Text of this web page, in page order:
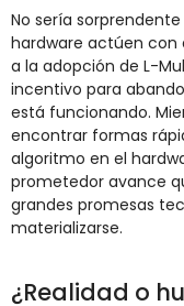
No sería
hardware actúen con
a la adopción de L-
incentivo para
está funcionando.
encontrar formas
algoritmo en el
prometedor avance
grandes promesas
materializarse.
¿Realidad o